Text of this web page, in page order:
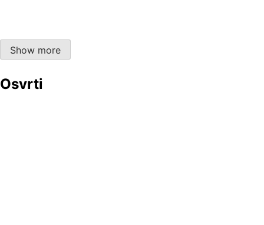
Svemirski vremenski stroj”
Ne baš ‘swan song’, ali … , Gnidrolog i album “Gnosis”
Show more
Osvrti